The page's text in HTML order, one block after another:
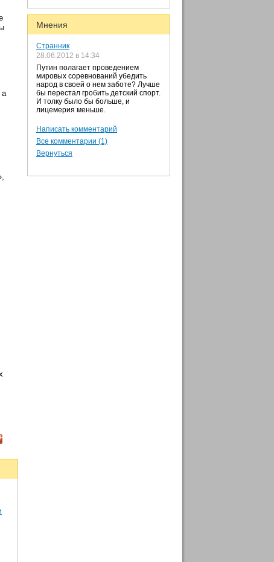
Мнения
Странник
28.06.2012 в 14:34
Путин полагает проведением
мировых соревнований убедить
народ в своей о нем заботе? Лучше
бы перестал гробить детский спорт.
И толку было бы больше, и
лицемерия меньше.
Написать комментарий
Все комментарии (1)
Вернуться
а